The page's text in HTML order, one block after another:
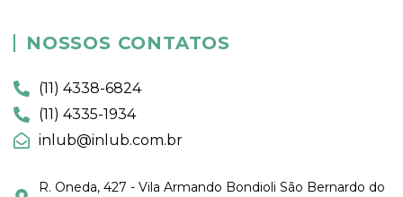
NOSSOS CONTATOS
(11) 4338-6824
(11) 4335-1934
inlub@inlub.com.br
R. Oneda, 427 - Vila Armando Bondioli São Bernardo do